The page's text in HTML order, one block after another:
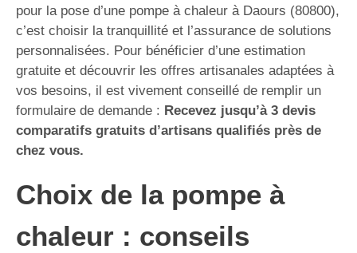
pour la pose d’une pompe à chaleur à Daours (80800),
c’est choisir la tranquillité et l’assurance de solutions
personnalisées. Pour bénéficier d’une estimation
gratuite et découvrir les offres artisanales adaptées à
vos besoins, il est vivement conseillé de remplir un
formulaire de demande : Recevez jusqu’à 3 devis
comparatifs gratuits d’artisans qualifiés près de
chez vous.
Choix de la pompe à
chaleur : conseils